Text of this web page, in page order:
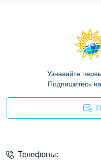
Узнавайте
Подпишитесь
Телефоны: